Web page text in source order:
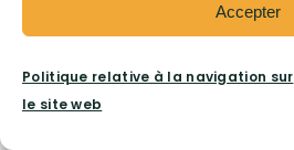
Accepter
Politique relative à la navigation sur
le site web